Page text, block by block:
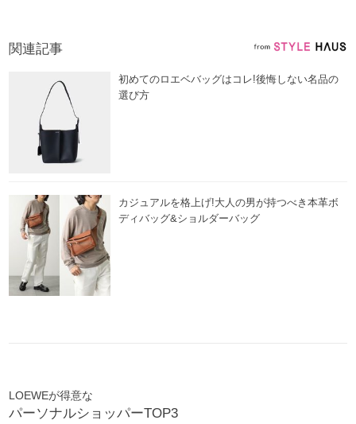
関連記事
初めてのロエベバッグはコレ!後悔しない名品の
選び方
カジュアルを格上げ!大人の男が持つべき本革ボ
ディバッグ&ショルダーバッグ
LOEWEが得意な
パーソナルショッパーTOP3